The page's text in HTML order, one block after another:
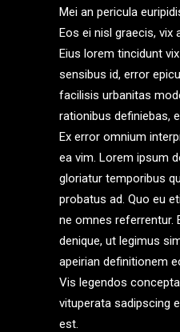
Mei an pericula
Eos ei nisl graecis, vix
Eius lorem tincidunt
sensibus id, error
facilisis urbanitas
rationibus definiebas,
Ex error omnium
ea vim. Lorem ipsum
gloriatur temporibus
probatus ad. Quo eu
ne omnes referrentur.
denique, ut legimus
apeirian definitionem
Vis legendos
vituperata sadipscing
est.